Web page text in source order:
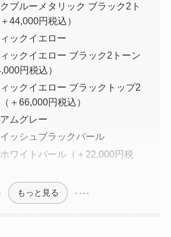
ブルーメタリック ブラック2ト
44,000円税込）
ックイエロー
ックイエロー ブラック2トーン
円税込）
ックイエロー ブラックトップ2
＋66,000円税込）
ムグレー
ッシュブラックパール
ワイトパール（＋22,000円税
もっと見る